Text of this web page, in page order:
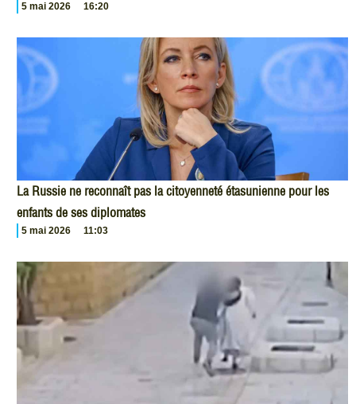
5 mai 2026 16:20
La Russie ne reconnaît pas la citoyenneté étasunienne pour les
enfants de ses diplomates
5 mai 2026 11:03